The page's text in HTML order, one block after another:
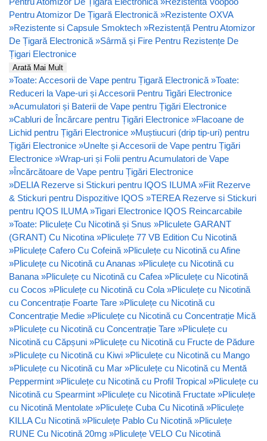
Pentru Atomizor De Țigară Electronică »Rezistente OXVA
»Rezistente si Capsule Smoktech »Rezistență Pentru Atomizor
De Țigară Electronică »Sârmă și Fire Pentru Rezistențe De
Țigari Electronice
Arată Mai Mult
»Toate: Accesorii de Vape pentru Țigară Electronică »Toate:
Reduceri la Vape-uri și Accesorii Pentru Tigări Electronice
»Acumulatori și Baterii de Vape pentru Țigări Electronice
»Cabluri de Încărcare pentru Țigări Electronice »Flacoane de
Lichid pentru Țigări Electronice »Muștiucuri (drip tip-uri) pentru
Țigări Electronice »Unelte și Accesorii de Vape pentru Țigări
Electronice »Wrap-uri și Folii pentru Acumulatori de Vape
»Încărcătoare de Vape pentru Țigări Electronice
»DELIA Rezerve si Stickuri pentru IQOS ILUMA »Fiit Rezerve
& Stickuri pentru Dispozitive IQOS »TEREA Rezerve si Stickuri
pentru IQOS ILUMA »Tigari Electronice IQOS Reincarcabile
»Toate: Pliculețe Cu Nicotină și Snus »Pliculete GARANT
(GRANT) Cu Nicotina »Pliculețe 77 VB Edition Cu Nicotină
»Pliculețe Cafero Cu Cofeină »Pliculețe cu Nicotină cu Afine
»Pliculețe cu Nicotină cu Ananas »Pliculețe cu Nicotină cu
Banana »Pliculețe cu Nicotină cu Cafea »Pliculețe cu Nicotină
cu Cocos »Pliculețe cu Nicotină cu Cola »Pliculețe cu Nicotină
cu Concentrație Foarte Tare »Pliculețe cu Nicotină cu
Concentrație Medie »Pliculețe cu Nicotină cu Concentrație Mică
»Pliculețe cu Nicotină cu Concentrație Tare »Pliculețe cu
Nicotină cu Căpșuni »Pliculețe cu Nicotină cu Fructe de Pădure
»Pliculețe cu Nicotină cu Kiwi »Pliculețe cu Nicotină cu Mango
»Pliculețe cu Nicotină cu Mar »Pliculețe cu Nicotină cu Mentă
Peppermint »Pliculețe cu Nicotină cu Profil Tropical »Pliculețe cu
Nicotină cu Spearmint »Pliculețe cu Nicotină Fructate »Pliculețe
cu Nicotină Mentolate »Pliculețe Cuba Cu Nicotină »Pliculețe
KILLA Cu Nicotină »Pliculețe Pablo Cu Nicotină »Pliculețe
RUNE Cu Nicotină 20mg »Pliculețe VELO Cu Nicotină